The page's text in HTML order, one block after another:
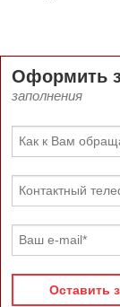
Оформить
заполнения
Оставить